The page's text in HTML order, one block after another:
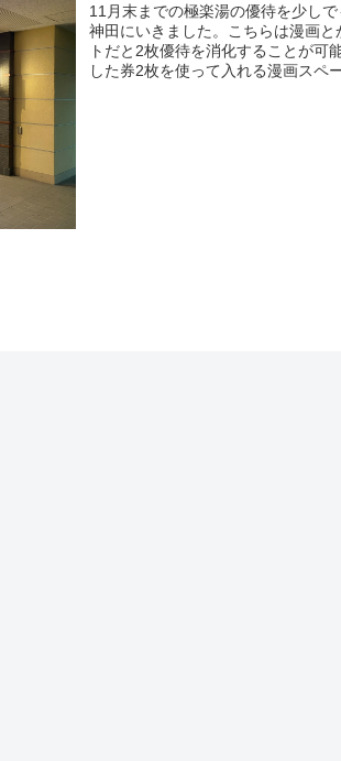
11月末までの極楽湯の優待を少し
神田にいきました。こちらは漫画
トだと2枚優待を消化することが可
した券2枚を使って入れる漫画スペ